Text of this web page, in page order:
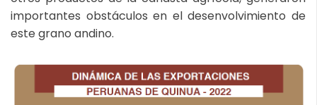
importantes obstáculos en el desenvolvimiento de
este grano andino.